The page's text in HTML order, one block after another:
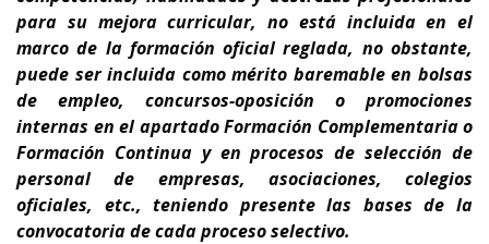
para sumejora curricular, no está incluida en el
marco de la formación oficial reglada, no obstante,
puede ser incluida como mérito baremable en bolsas
de empleo, concursos-oposición o promociones
internas en el apartado Formación Complementaria o
Formación Continua y en procesos de selección de
personal de empresas, asociaciones, colegios
oficiales, etc., teniendo presentelas bases de la
convocatoria de cada proceso selectivo.